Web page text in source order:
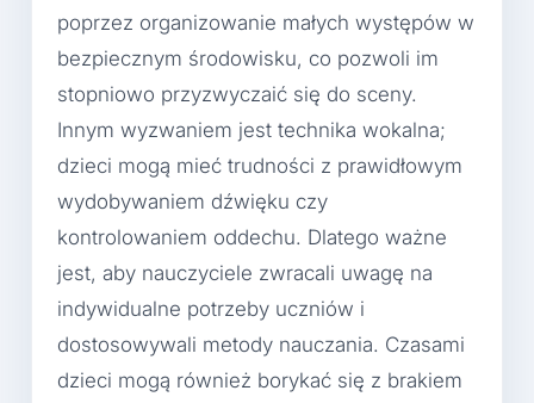
poprzez organizowanie małych występów w
bezpiecznym środowisku, co pozwoli im
stopniowo przyzwyczaić się do sceny.
Innym wyzwaniem jest technika wokalna;
dzieci mogą mieć trudności z prawidłowym
wydobywaniem dźwięku czy
kontrolowaniem oddechu. Dlatego ważne
jest, aby nauczyciele zwracali uwagę na
indywidualne potrzeby uczniów i
dostosowywali metody nauczania. Czasami
dzieci mogą również borykać się z brakiem